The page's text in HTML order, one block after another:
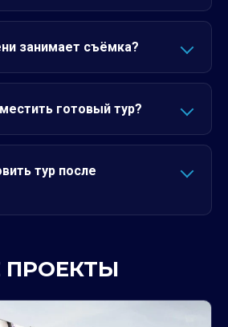
занимает съёмка?
готовый тур?
тур после